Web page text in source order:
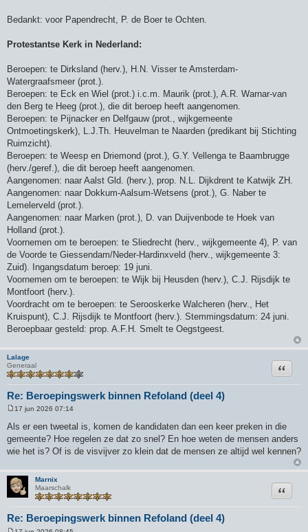
Bedankt: voor Papendrecht, P. de Boer te Ochten.
Protestantse Kerk in Nederland:
Beroepen: te Dirksland (herv.), H.N. Visser te Amsterdam-
Watergraafsmeer (prot.).
Beroepen: te Eck en Wiel (prot.) i.c.m. Maurik (prot.), A.R. Warnar-van
den Berg te Heeg (prot.), die dit beroep heeft aangenomen.
Beroepen: te Pijnacker en Delfgauw (prot., wijkgemeente
Ontmoetingskerk), L.J.Th. Heuvelman te Naarden (predikant bij Stichting
Ruimzicht).
Beroepen: te Weesp en Driemond (prot.), G.Y. Vellenga te Baambrugge
(herv./geref.), die dit beroep heeft aangenomen.
Aangenomen: naar Aalst Gld. (herv.), prop. N.L. Dijkdrent te Katwijk ZH.
Aangenomen: naar Dokkum-Aalsum-Wetsens (prot.), G. Naber te
Lemelerveld (prot.).
Aangenomen: naar Marken (prot.), D. van Duijvenbode te Hoek van
Holland (prot.).
Voornemen om te beroepen: te Sliedrecht (herv., wijkgemeente 4), P. van
de Voorde te Giessendam/Neder-Hardinxveld (herv., wijkgemeente 3:
Zuid). Ingangsdatum beroep: 19 juni.
Voornemen om te beroepen: te Wijk bij Heusden (herv.), C.J. Rijsdijk te
Montfoort (herv.).
Voordracht om te beroepen: te Serooskerke Walcheren (herv., Het
Kruispunt), C.J. Rijsdijk te Montfoort (herv.). Stemmingsdatum: 24 juni.
Beroepbaar gesteld: prop. A.F.H. Smelt te Oegstgeest.
Lalage
Generaal
Re: Beroepingswerk binnen Refoland (deel 4)
Citeer
r
i
h
17 jun 2026 07:14
Als er een tweetal is, komen de kandidaten dan een keer preken in die
gemeente? Hoe regelen ze dat zo snel? En hoe weten de mensen anders
wie het is? Of is de visvijver zo klein dat de mensen ze altijd wel kennen?
Marnix
Maarschalk
Re: Beroepingswerk binnen Refoland (deel 4)
Citeer